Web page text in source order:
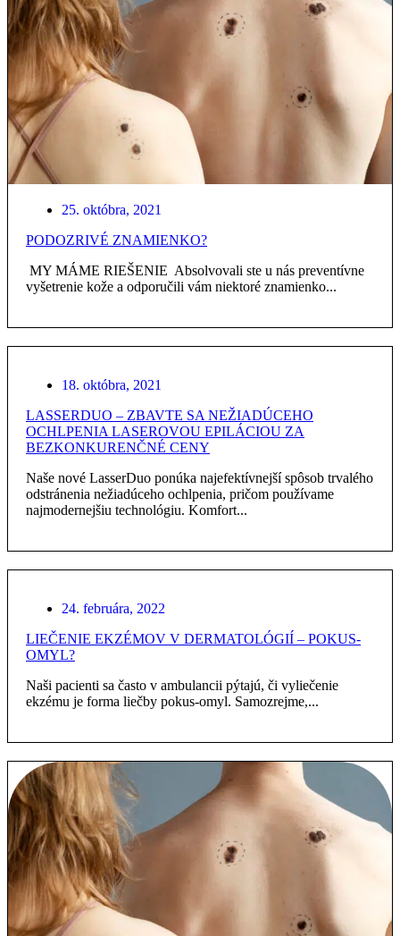
25. októbra, 2021
PODOZRIVÉ ZNAMIENKO?
MY MÁME RIEŠENIE Absolvovali ste u nás preventívne
vyšetrenie kože a odporučili vám niektoré znamienko...
18. októbra, 2021
LASSERDUO – ZBAVTE SA NEŽIADÚCEHO
OCHLPENIA LASEROVOU EPILÁCIOU ZA
BEZKONKURENČNÉ CENY
Naše nové LasserDuo ponúka najefektívnejší spôsob trvalého
odstránenia nežiadúceho ochlpenia, pričom používame
najmodernejšiu technológiu. Komfort...
24. februára, 2022
LIEČENIE EKZÉMOV V DERMATOLÓGIÍ – POKUS-
OMYL?
Naši pacienti sa často v ambulancii pýtajú, či vyliečenie
ekzému je forma liečby pokus-omyl. Samozrejme,...